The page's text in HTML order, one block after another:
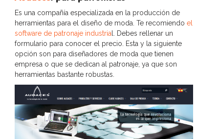
Es una compañía especializada en la producción de
herramientas para el diseño de moda. Te recomiendo el
software de patronaje industrial. Debes rellenar un
formulario para conocer el precio. Esta y la siguiente
opción son para diseñadores de moda que tienen
empresa o que se dedican al patronaje, ya que son
herramientas bastante robustas.